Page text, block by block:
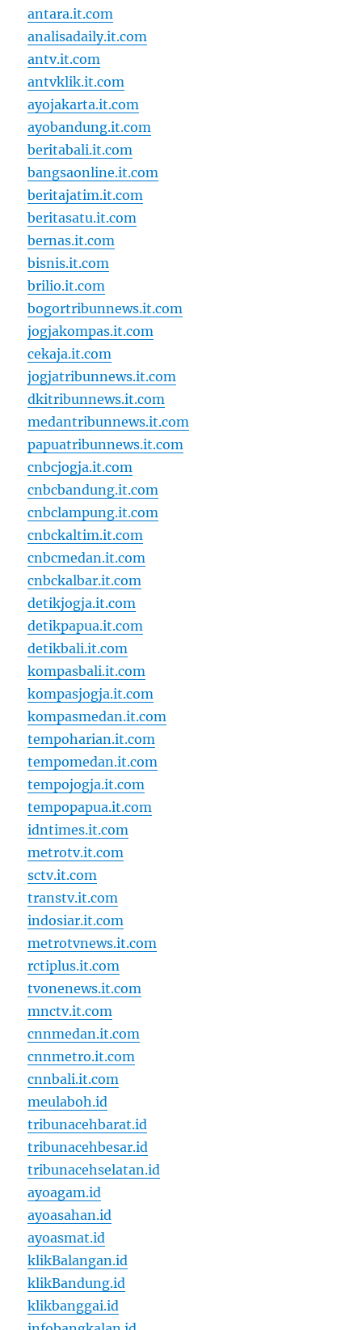
antara.it.com
analisadaily.it.com
antv.it.com
antvklik.it.com
ayojakarta.it.com
ayobandung.it.com
beritabali.it.com
bangsaonline.it.com
beritajatim.it.com
beritasatu.it.com
bernas.it.com
bisnis.it.com
brilio.it.com
bogortribunnews.it.com
jogjakompas.it.com
cekaja.it.com
jogjatribunnews.it.com
dkitribunnews.it.com
medantribunnews.it.com
papuatribunnews.it.com
cnbcjogja.it.com
cnbcbandung.it.com
cnbclampung.it.com
cnbckaltim.it.com
cnbcmedan.it.com
cnbckalbar.it.com
detikjogja.it.com
detikpapua.it.com
detikbali.it.com
kompasbali.it.com
kompasjogja.it.com
kompasmedan.it.com
tempoharian.it.com
tempomedan.it.com
tempojogja.it.com
tempopapua.it.com
idntimes.it.com
metrotv.it.com
sctv.it.com
transtv.it.com
indosiar.it.com
metrotvnews.it.com
rctiplus.it.com
tvonenews.it.com
mnctv.it.com
cnnmedan.it.com
cnnmetro.it.com
cnnbali.it.com
meulaboh.id
tribunacehbarat.id
tribunacehbesar.id
tribunacehselatan.id
ayoagam.id
ayoasahan.id
ayoasmat.id
klikBalangan.id
klikBandung.id
klikbanggai.id